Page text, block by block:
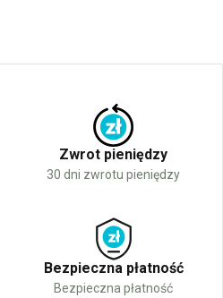
Zwrot pieniędzy
30 dni zwrotu pieniędzy
Bezpieczna płatność
Bezpieczna płatność